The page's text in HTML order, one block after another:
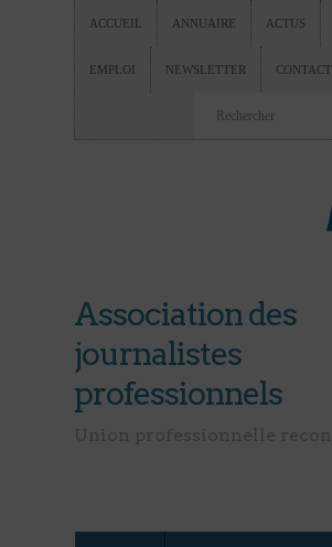
ACCUEIL ANNUAIRE ACTUS
EMPLOI NEWSLETTER CONTACT
Association des
journalistes
professionnels